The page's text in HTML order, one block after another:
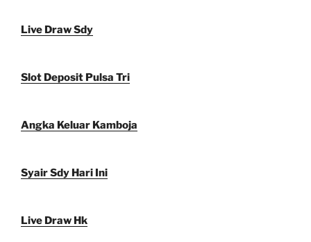
Live Draw Sdy
Slot Deposit Pulsa Tri
Angka Keluar Kamboja
Syair Sdy Hari Ini
Live Draw Hk